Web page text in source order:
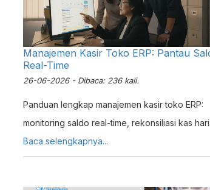
Manajemen Kasir Toko ERP: Pantau
Real-Time
26-06-2026 - Dibaca: 236 kali.
Panduan lengkap manajemen kasir toko ERP:
monitoring saldo real-time, rekonsiliasi kas
otomatis, dan setup kasir multi outlet dalam satu
sistem.
Baca selengkapnya...